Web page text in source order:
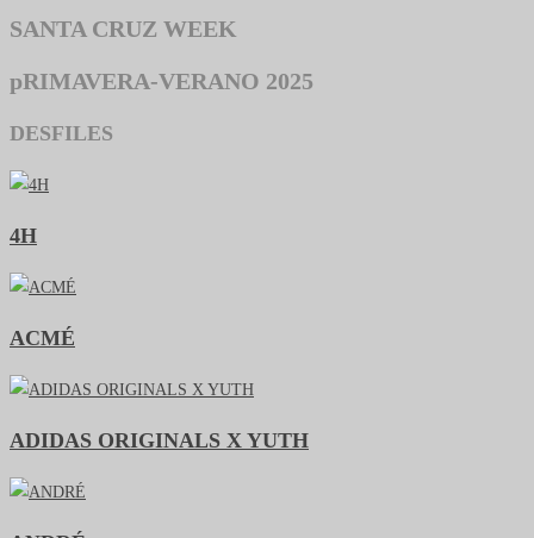
SANTA CRUZ WEEK
pRIMAVERA-VERANO 2025
DESFILES
4H
ACMÉ
ADIDAS ORIGINALS X YUTH